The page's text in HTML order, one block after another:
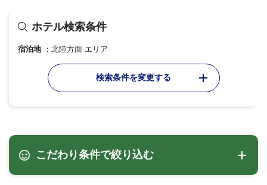
ホテル検索条件
宿泊地 北陸方面 エリア
検索条件を変更する
こだわり条件で絞り込む